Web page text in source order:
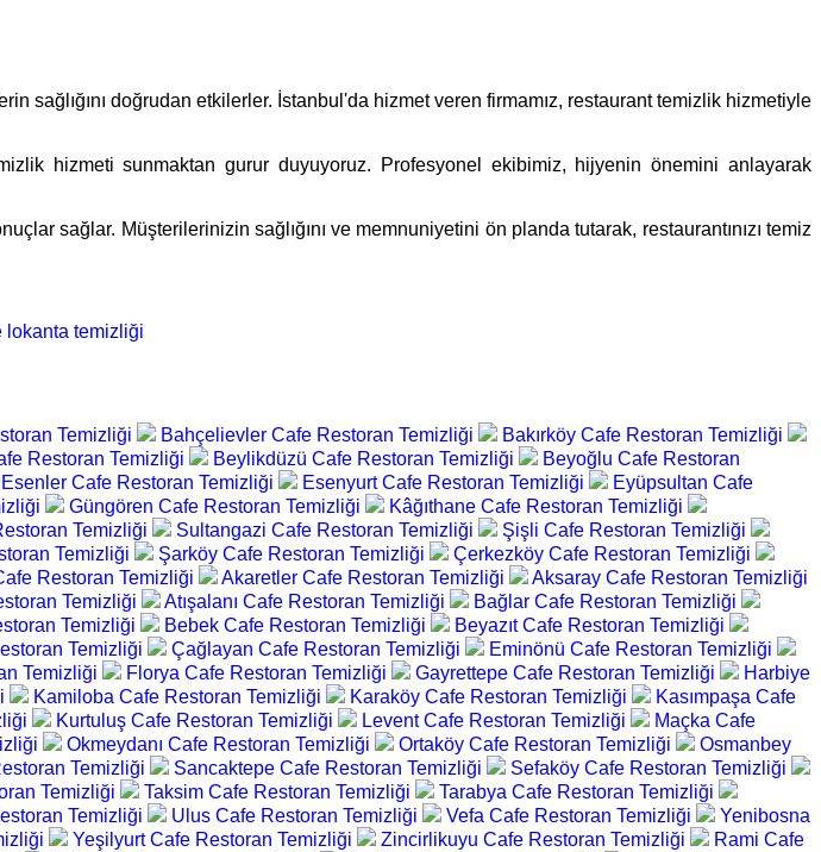
sağlığını doğrudan etkilerler. İstanbul'da hizmet veren firmamız, restaurant temizlik hizmetiyle
hizmeti sunmaktan gurur duyuyoruz. Profesyonel ekibimiz, hijyenin önemini anlayarak
sağlar. Müşterilerinizin sağlığını ve memnuniyetini ön planda tutarak, restaurantınızı temiz
temizliği
Temizliği Bahçelievler Cafe Restoran Temizliği
Bakırköy Cafe Restoran Temizliği
Restoran Temizliği Beylikdüzü Cafe Restoran Temizliği
Beyoğlu Cafe Restoran
Esenler Cafe Restoran Temizliği Esenyurt Cafe Restoran Temizliği
Eyüpsultan Cafe
Güngören Cafe Restoran Temizliği
Kâğıthane Cafe Restoran Temizliği
Temizliği Sultangazi Cafe Restoran Temizliği
Şişli Cafe Restoran Temizliği
Temizliği Şarköy Cafe Restoran Temizliği
Çerkezköy Cafe Restoran Temizliği
Restoran Temizliği Akaretler Cafe Restoran Temizliği
Aksaray Cafe Restoran Temizliği
Temizliği Atışalanı Cafe Restoran Temizliği
Bağlar Cafe Restoran Temizliği
Temizliği Bebek Cafe Restoran Temizliği
Beyazıt Cafe Restoran Temizliği
Temizliği Çağlayan Cafe Restoran Temizliği
Eminönü Cafe Restoran Temizliği
Temizliği Florya Cafe Restoran Temizliği Gayrettepe Cafe Restoran Temizliği
Harbiye
Kamiloba Cafe Restoran Temizliği Karaköy Cafe Restoran Temizliği
Kasımpaşa Cafe
Kurtuluş Cafe Restoran Temizliği Levent Cafe Restoran Temizliği
Maçka Cafe
Okmeydanı Cafe Restoran Temizliği Ortaköy Cafe Restoran Temizliği
Osmanbey
Temizliği Sancaktepe Cafe Restoran Temizliği
Sefaköy Cafe Restoran Temizliği
Temizliği Taksim Cafe Restoran Temizliği
Tarabya Cafe Restoran Temizliği
Temizliği Ulus Cafe Restoran Temizliği Vefa Cafe Restoran Temizliği
Yenibosna
Yeşilyurt Cafe Restoran Temizliği Zincirlikuyu Cafe Restoran Temizliği
Rami Cafe